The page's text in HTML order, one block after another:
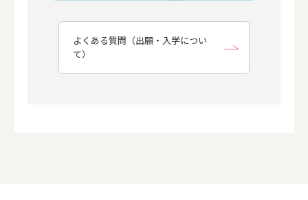
よくある質問（出願・入学につい
て）